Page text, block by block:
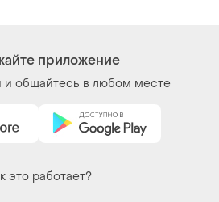
приложение
и общайтесь в любом месте
это работает?